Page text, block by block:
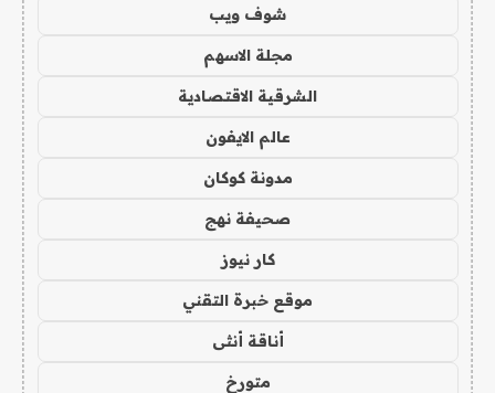
شوف ويب
مجلة الاسهم
الشرقية الاقتصادية
عالم الايفون
مدونة كوكان
صحيفة نهج
كار نيوز
موقع خبرة التقني
أناقة أنثى
متورخ